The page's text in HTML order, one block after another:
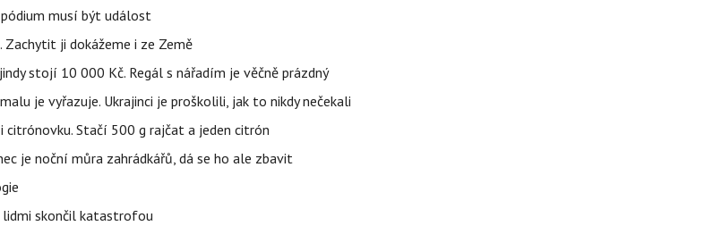
pódium musí být událost
ji dokážeme i ze Země
stojí 10 000 Kč. Regál s nářadím je věčně prázdný
je vyřazuje. Ukrajinci je proškolili, jak to nikdy nečekali
Stačí 500 g rajčat a jeden citrón
je noční můra zahrádkářů, dá se ho ale zbavit
lidmi skončil katastrofou